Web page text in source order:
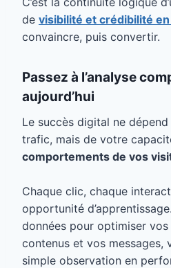
de visibilité et crédibilité
convaincre, puis convertir.
Passez à l’analyse
aujourd’hui
Le succès digital ne
trafic, mais de votre
comportements de vos
Chaque clic, chaque
opportunité
données pour optimiser
contenus et vos messages,
simple observation en